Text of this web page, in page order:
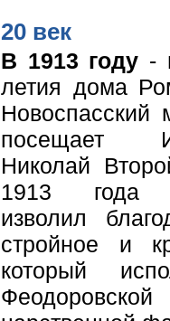
20 век
В 1913 году -
летия дома
Новоспасский
посещает
Николай
1913 года
изволил
стройное и
который